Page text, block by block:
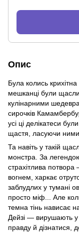
Опис
Була колись крихітна
мешканці були
кулінарними
сирочків
усі ці делікатеси
щастя, ласуючи
Та навіть у такій
монстра. За
страхітлива
вогнем, харкає
заблудлих у тумані
просто міф... Але
темна тінь нависає
Дейзі — вирушають у
правду й дізнатися,